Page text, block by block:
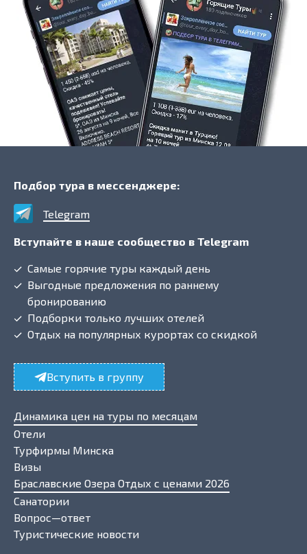
Динамика цен на туры по месяцам
Отели
Турфирмы Минска
Визы
Браславские Озера Отдых с ценами 2026
Санатории
Вопрос—ответ
Туристические новости
Подбор тура в мессенджере:
Telegram
Вступайте в наше сообщество в Telegram
Самые горячие туры каждый день
Выгодные предложения по раннему
бронированию
Подборки только лучших отелей
Отдых на популярных курортах со скидкой
Вступить в группу